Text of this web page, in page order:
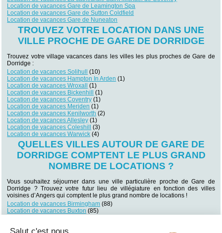
Location de vacances Gare de Leamington Spa
Location de vacances Gare de Sutton Coldfield
Location de vacances Gare de Nuneaton
TROUVEZ VOTRE LOCATION DANS UNE
VILLE PROCHE DE GARE DE DORRIDGE
Trouvez votre village vacances dans les villes les plus proches de Gare de
Dorridge :
Location de vacances Solihull
(10)
Location de vacances Hampton In Arden (1)
Location de vacances Wroxall
(1)
Location de vacances Bickenhill
(1)
Location de vacances Coventry (1)
Location de vacances Meriden (1)
Location de vacances Kenilworth (2)
Location de vacances Allesley (1)
Location de vacances Coleshill
(3)
Location de vacances Warwick (4)
QUELLES VILLES AUTOUR DE GARE DE
DORRIDGE COMPTENT LE PLUS GRAND
NOMBRE DE LOCATIONS ?
Vous souhaitez séjourner dans une ville particulière proche de Gare de
Dorridge ? Trouvez votre futur lieu de villégiature en fonction des villes
voisines d’Angers qui comptent le plus grand nombre de locations !
Location de vacances Birmingham (88)
Location de vacances Buxton (85)
Location de vacances Cheltenham